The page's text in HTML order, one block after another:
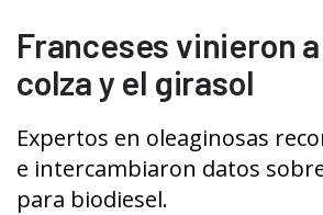
Franceses vinieron
colza y el girasol
Expertos en oleaginosas
e intercambiaron datos
para biodiesel.